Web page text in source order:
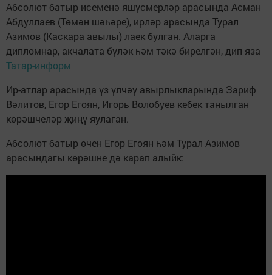
Абсолют батыр исеменә яшүсмерләр арасында Асман
Абдуллаев (Төмән шәһәре), ирләр арасында Турал
Азимов (Каскара авылы) лаек булган. Аларга
дипломнар, акчалата бүләк һәм тәкә бирелгән, дип яза
Татар-информ
Ир-атлар арасында үз үлчәү авырлыкларында Зариф
Вәлитов, Егор Егоян, Игорь Волобуев кебек танылган
көрәшчеләр җиңү яулаган.
Абсолют батыр өчен Егор Егоян һәм Турал Азимов
арасындагы көрәшне дә карап алыйк: